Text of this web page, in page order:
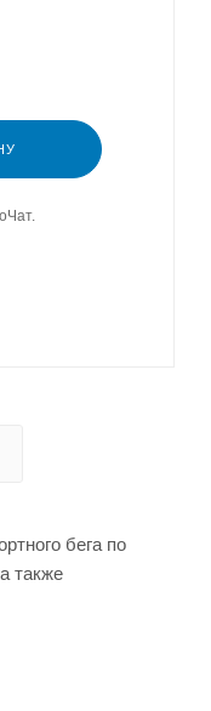
бега по
также